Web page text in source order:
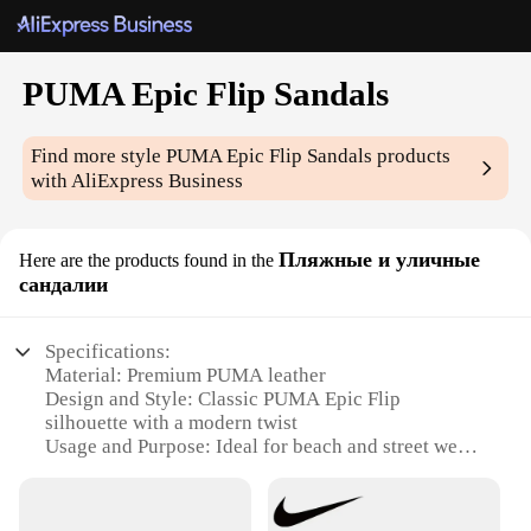
PUMA Epic Flip Sandals
Find more stylePUMA Epic Flip Sandals products
with AliExpress Business
Here are the products found in the Пляжные и уличные
сандалии
Specifications:
Material: Premium PUMA leather
Design and Style: Classic PUMA Epic Flip
silhouette with a modern twist
Usage and Purpose: Ideal for beach and street wear
Shape and Size: Adjustable straps for a perfect fit